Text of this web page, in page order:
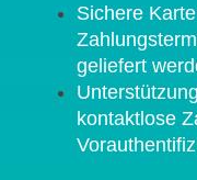
Sichere
geliefert
kontaktlose